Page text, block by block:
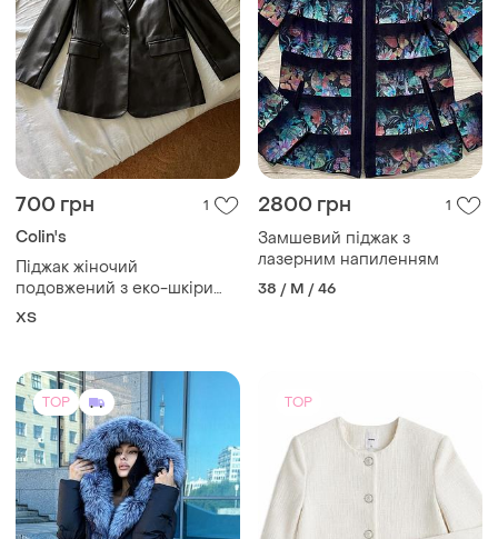
700 грн 1
Colin's
Пiджак жiночий
подовжений з еко-шкiри
colin's, чорний, xs
ХS
2800 грн 1
Замшевий піджак з
лазерним напиленням
38 / M / 46
TOP TOP